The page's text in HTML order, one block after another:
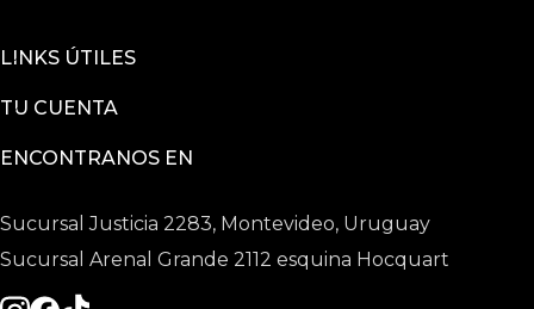
LINKS ÚTILES
TU CUENTA
ENCONTRANOS EN
Sucursal Justicia 2283, Montevideo, Uruguay
Sucursal Arenal Grande 2112 esquina Hocquart